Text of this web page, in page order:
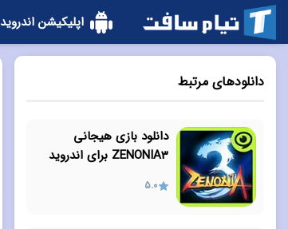
دانلودهای مرتبط
دانلود بازی هیجانی
ZENONIA3 برای اندروید
5.0
اپلیکیشن اندروید